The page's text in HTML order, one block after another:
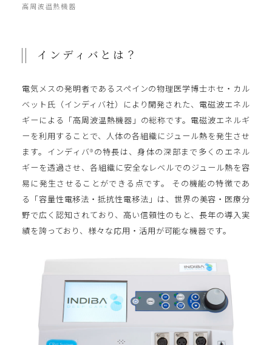
高周波温熱機器
インディバとは？
電気メスの発明者であるスペインの物理医学博士ホセ・カル
ベット氏（インディバ社）により開発された、電磁波エネル
ギーによる「高周波温熱機器」の総称です。電磁波エネルギ
ーを利用することで、人体の各組織にジュール熱を発生させ
ます。インディバ®の特長は、身体の深部まで多くのエネル
ギーを透過させ、各組織に安全なレベルでのジュール熱を容
易に発生させることができる点です。 その機能の特徴であ
る「容量性電移法・抵抗性電移法」は、世界の美容・医療分
野で広く認知されており、高い信頼性のもと、長年の導入実
績を誇っており、様々な応用・活用が可能な機器です。